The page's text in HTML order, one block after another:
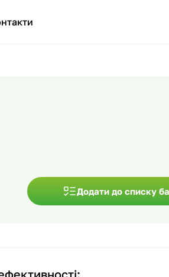
Додати до списку